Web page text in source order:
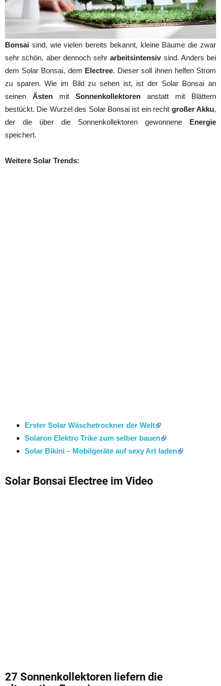
Bonsai sind, wie vielen bereits bekannt, kleine Bäume die zwar
sehr schön, aber dennoch sehrarbeitsintensivsind. Anders bei
dem Solar Bonsai, dem Electree. Dieser soll ihnen helfen Strom
zu sparen. Wie im Bild zu sehen ist, ist der Solar Bonsai an
seinen Ästen mit Sonnenkollektoren anstatt mit Blättern
bestückt. Die Wurzel des Solar Bonsai ist ein recht großer Akku,
der die über die Sonnenkollektoren gewonnene Energie
speichert.
Weitere Solar Trends:
Erster Solar Wäschetrockner der Welt
Solaron Elektro Trike zum selber bauen
Solar Bikini – Mobilgeräte auf sexy Art laden
Solar Bonsai Electree im Video
27 Sonnenkollektoren liefern die